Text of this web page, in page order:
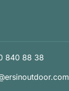
840 88 38